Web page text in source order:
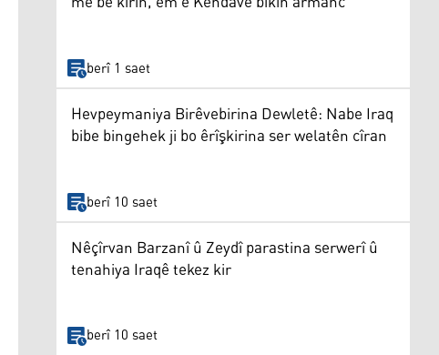
berî 1 saet
Hevpeymaniya Birêvebirina Dewletê: Nabe Iraq
bibe bingehek ji bo êrîşkirina ser welatên cîran
berî 10 saet
Nêçîrvan Barzanî û Zeydî parastina serwerî û
tenahiya Iraqê tekez kir
berî 10 saet